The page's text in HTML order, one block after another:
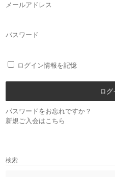
メールアドレス
パスワード
ログイン情報を記憶
パスワードをお忘れですか？
新規ご入会はこちら
検索